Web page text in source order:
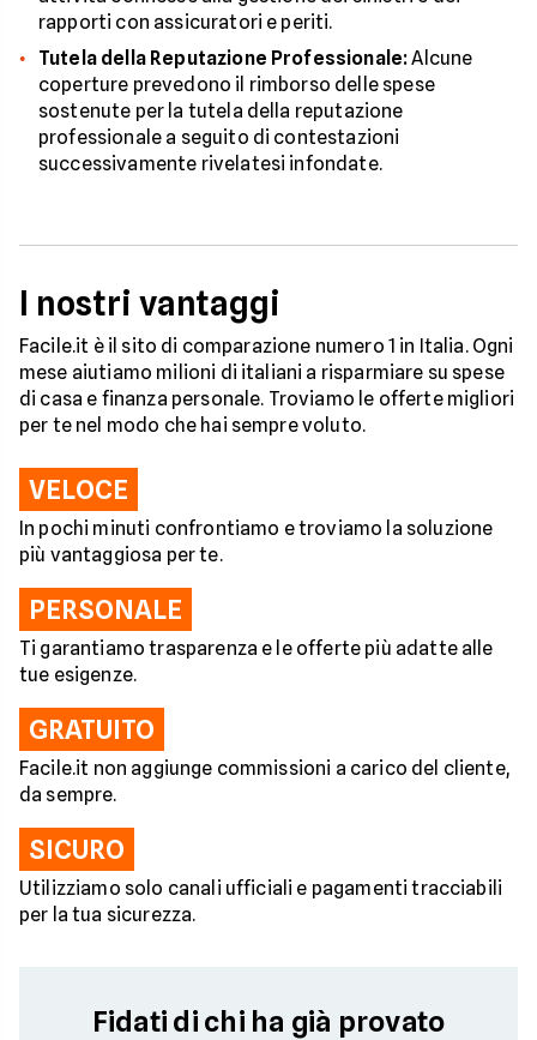
rapporti con assicuratori e periti.
Tutela della Reputazione Professionale:Alcune
coperture prevedono il rimborso delle spese
sostenute per la tutela della reputazione
professionale a seguito di contestazioni
successivamente rivelatesi infondate.
I nostri vantaggi
Facile.it è il sito di comparazione numero 1 in Italia. Ogni
mese aiutiamo milioni di italiani a risparmiare su spese
di casa e finanza personale. Troviamo le offerte migliori
per te nel modo che hai sempre voluto.
VELOCE
In pochi minuti confrontiamo e troviamo la soluzione
più vantaggiosa per te.
PERSONALE
Ti garantiamo trasparenza e le offerte più adatte alle
tue esigenze.
GRATUITO
Facile.it non aggiunge commissioni a carico del cliente,
da sempre.
SICURO
Utilizziamo solo canali ufficiali e pagamenti tracciabili
per la tua sicurezza.
Fidati di chi ha già provato